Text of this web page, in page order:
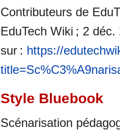
Contributeurs de
EduTech Wiki ; 2
sur : https://
Style Bluebook
Scénarisation